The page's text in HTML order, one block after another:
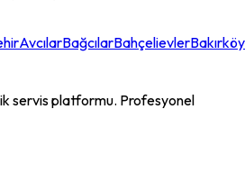
AvcılarBağcılarBahçelievlerBakırköy
servis platformu. Profesyonel